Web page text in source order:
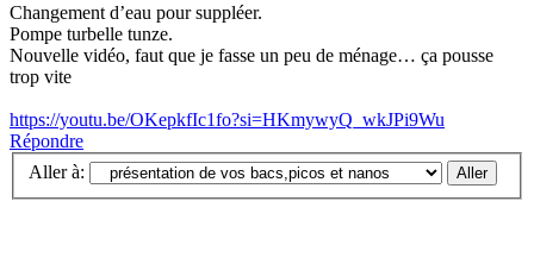
Changement d’eau pour suppléer.
Pompe turbelle tunze.
Nouvelle vidéo, faut que je fasse un peu de ménage… ça pousse
trop vite
https://youtu.be/OKepkfIc1fo?si=HKmywyQ_wkJPi9Wu
Répondre
Aller à: